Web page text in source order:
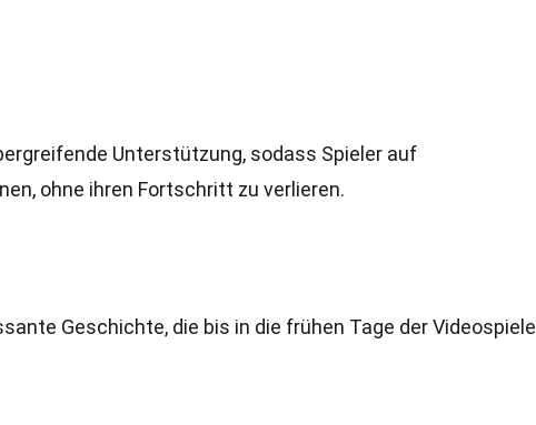
Unterstützung, sodass Spieler auf
ohne ihren Fortschritt zu verlieren.
Geschichte, die bis in die frühen Tage der Videospiele